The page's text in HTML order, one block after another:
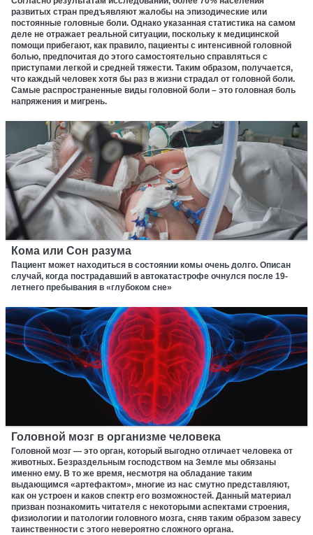
развитых стран предъявляют жалобы на эпизодические или
постоянные головные боли. Однако указанная статистика на самом
деле не отражает реальной ситуации, поскольку к медицинской
помощи прибегают, как правило, пациенты с интенсивной головной
болью, предпочитая до этого самостоятельно справляться с
приступами легкой и средней тяжести. Таким образом, получается,
что каждый человек хотя бы раз в жизни страдал от головной боли.
Самые распространенные виды головной боли – это головная боль
напряжения и мигрень.
Кома или Сон разума
Пациент может находиться в состоянии комы очень долго. Описан
случай, когда пострадавший в автокатастрофе очнулся после 19-
летнего пребывания в «глубоком сне»
Головной мозг в организме человека
Головной мозг — это орган, который выгодно отличает человека от
животных. Безраздельным господством на Земле мы обязаны
именно ему. В то же время, несмотря на обладание таким
выдающимся «артефактом», многие из нас смутно представляют,
как он устроен и каков спектр его возможностей. Данный материал
призван познакомить читателя с некоторыми аспектами строения,
физиологии и патологии головного мозга, сняв таким образом завесу
таинственности с этого невероятно сложного органа.